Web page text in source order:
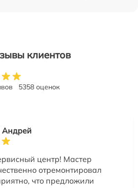
клиентов
5358 оценок
Андрей
центр! Мастер
отремонтировал
что предложили